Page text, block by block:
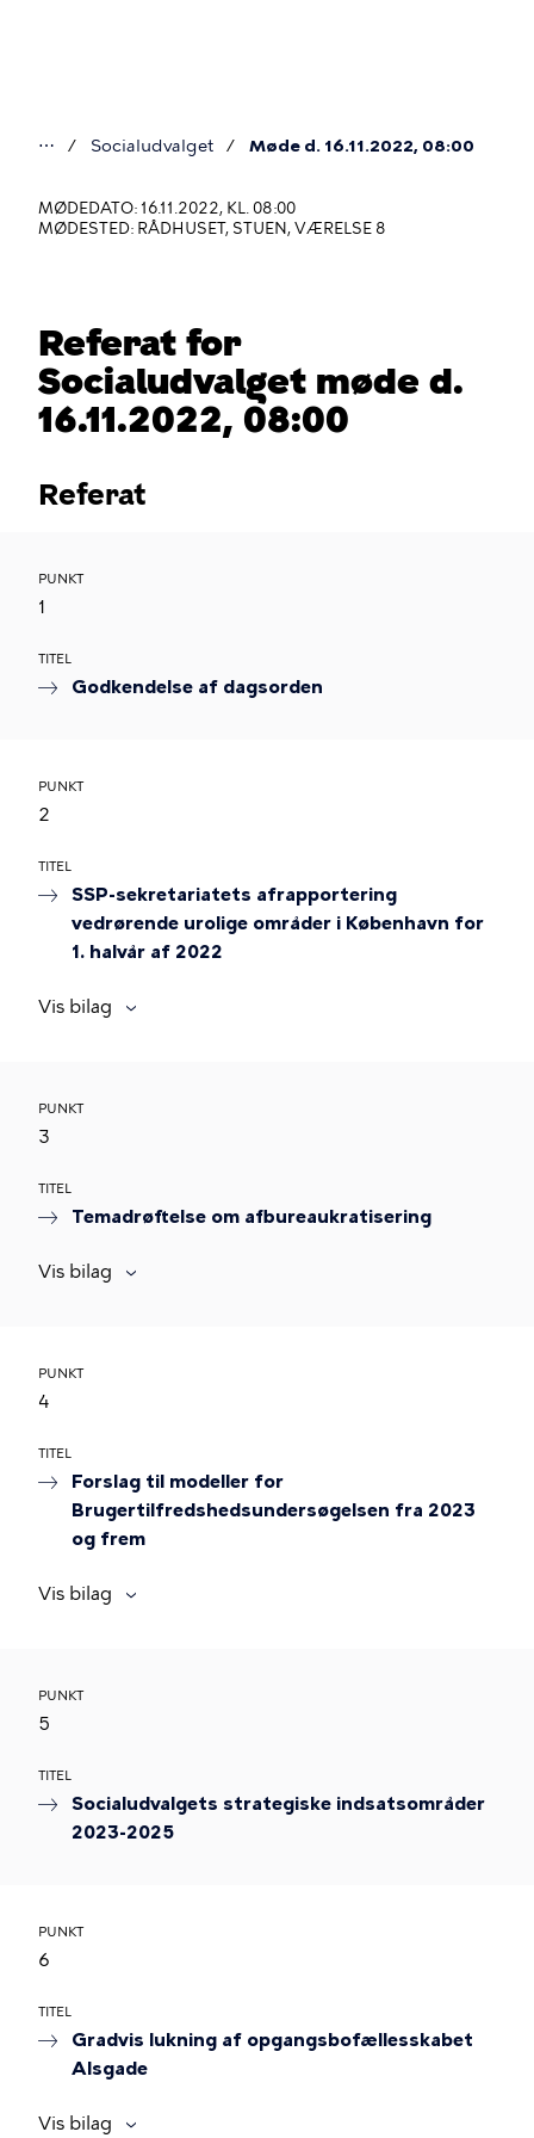
er
her
⋯ Socialudvalget Møde d. 16.11.2022, 08:00
MØDEDATO: 16.11.2022, KL. 08:00
MØDESTED: RÅDHUSET, STUEN, VÆRELSE 8
Referat for
Socialudvalget møde d.
16.11.2022, 08:00
Referat
PUNKT
1
TITEL
Godkendelse af dagsorden
PUNKT
2
TITEL
SSP-sekretariatets afrapportering
vedrørende urolige områder i København for
1. halvår af 2022
Vis bilag
PUNKT
3
TITEL
Temadrøftelse om afbureaukratisering
Vis bilag
PUNKT
4
TITEL
Forslag til modeller for
Brugertilfredshedsundersøgelsen fra 2023
og frem
Vis bilag
PUNKT
5
TITEL
Socialudvalgets strategiske indsatsområder
2023-2025
PUNKT
6
TITEL
Gradvis lukning af opgangsbofællesskabet
Alsgade
Vis bilag